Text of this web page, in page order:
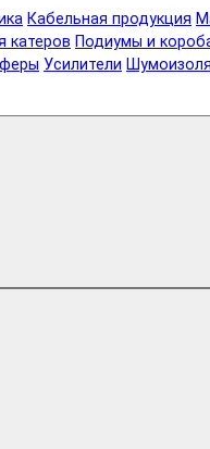
Кабельная продукция
катеров Подиумы и
Усилители